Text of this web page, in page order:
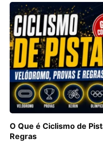
O Que é Ciclismo de
Regras